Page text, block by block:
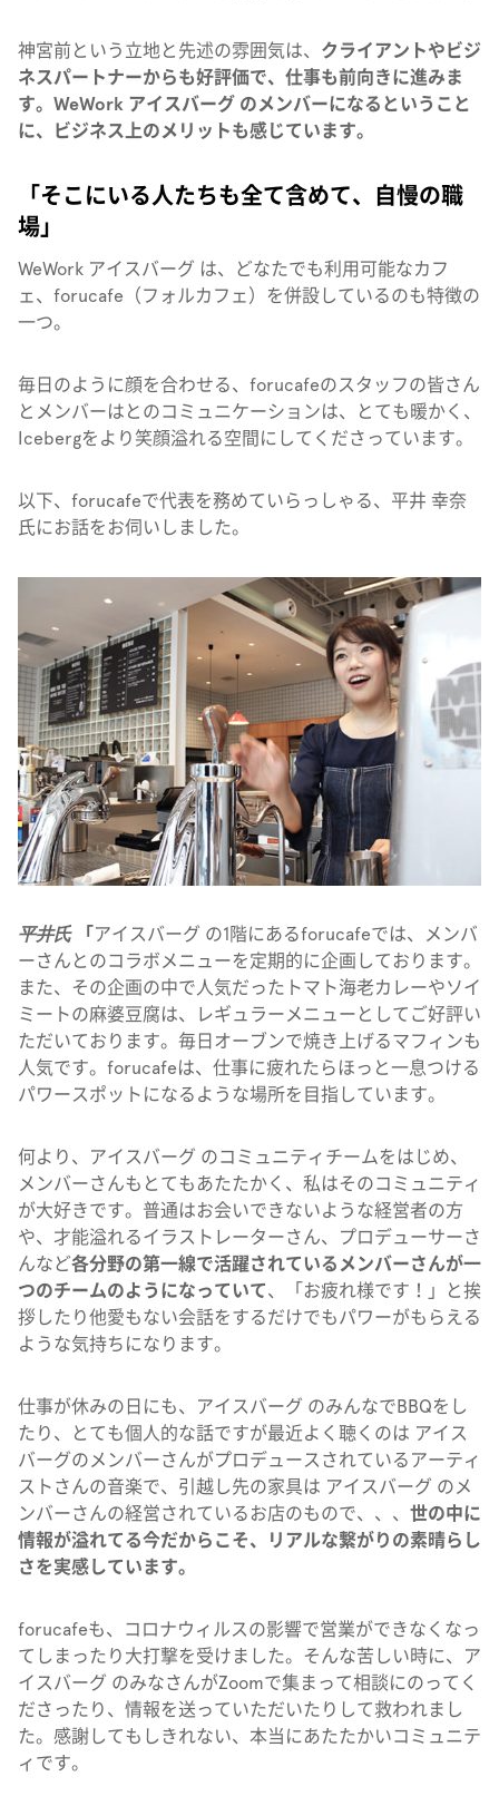
神宮前という立地と先述の雰囲気は、 クライアントやビジ
ネスパートナーからも好評価で、仕事も前向きに進みま
す。WeWork アイスバーグ のメンバーになるということ
に、ビジネス上のメリットも感じています。
「そこにいる人たちも全て含めて、自慢の職
場」
WeWork アイスバーグ は、どなたでも利用可能なカフ
ェ、forucafe（フォルカフェ）を併設しているのも特徴の
一つ。
毎日のように顔を合わせる、forucafeのスタッフの皆さん
とメンバーはとのコミュニケーションは、とても暖かく、
Icebergをより笑顔溢れる空間にしてくださっています。
以下、forucafeで代表を務めていらっしゃる、平井 幸奈
氏にお話をお伺いしました。
平井氏「アイスバーグ の1階にあるforucafeでは、メンバ
ーさんとのコラボメニューを定期的に企画しております。
また、その企画の中で人気だったトマト海老カレーやソイ
ミートの麻婆豆腐は、レギュラーメニューとしてご好評い
ただいております。毎日オーブンで焼き上げるマフィンも
人気です。forucafeは、仕事に疲れたらほっと一息つける
パワースポットになるような場所を目指しています。
何より、アイスバーグ のコミュニティチームをはじめ、
メンバーさんもとてもあたたかく、私はそのコミュニティ
が大好きです。普通はお会いできないような経営者の方
や、才能溢れるイラストレーターさん、プロデューサーさ
んなど各分野の第一線で活躍されているメンバーさんが一
つのチームのようになっていて、「お疲れ様です！」と挨
拶したり他愛もない会話をするだけでもパワーがもらえる
ような気持ちになります。
仕事が休みの日にも、アイスバーグ のみんなでBBQをし
たり、とても個人的な話ですが最近よく聴くのは アイス
バーグのメンバーさんがプロデュースされているアーティ
ストさんの音楽で、引越し先の家具は アイスバーグ のメ
ンバーさんの経営されているお店のもので、、、 世の中に
情報が溢れてる今だからこそ、リアルな繋がりの素晴らし
さを実感しています。
forucafeも、コロナウィルスの影響で営業ができなくなっ
てしまったり大打撃を受けました。そんな苦しい時に、ア
イスバーグ のみなさんがZoomで集まって相談にのってく
ださったり、情報を送っていただいたりして救われまし
た。感謝してもしきれない、本当にあたたかいコミュニテ
ィです。